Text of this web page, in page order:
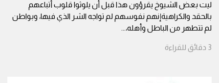
ليت بعض الشيوخ يقرؤون هذا قبل أن يلوثوا قلوب أتباعهم
بالحقد والكراهيةإنهم نفوسهم لم تواجه الشر الذي فيها، وبواطن
لم تتطهر من الباطل وأهله،...
3 دقائق للقراءة